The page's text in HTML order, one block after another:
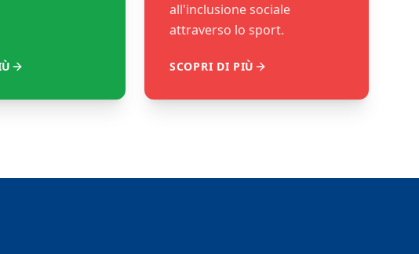
all'inclusione sociale
attraverso lo sport.
SCOPRI DI PIÙ